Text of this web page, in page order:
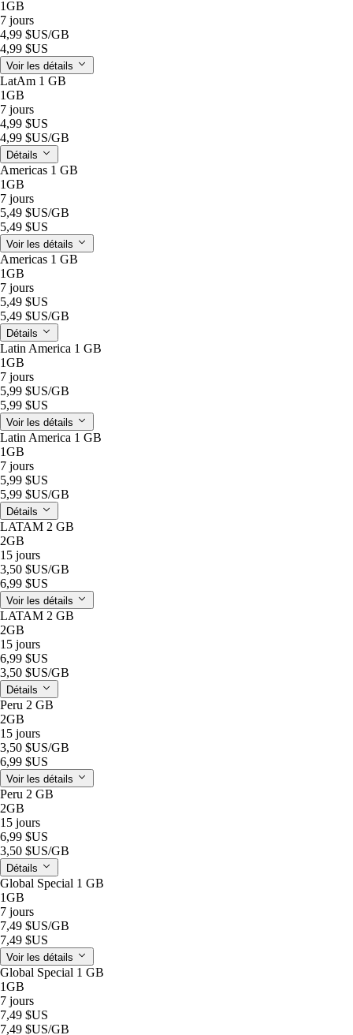
1GB
7 jours
4,99 $US/GB
4,99 $US
Voir les détails
LatAm 1 GB
1GB
7 jours
4,99 $US
4,99 $US/GB
Détails
Americas 1 GB
1GB
7 jours
5,49 $US/GB
5,49 $US
Voir les détails
Americas 1 GB
1GB
7 jours
5,49 $US
5,49 $US/GB
Détails
Latin America 1 GB
1GB
7 jours
5,99 $US/GB
5,99 $US
Voir les détails
Latin America 1 GB
1GB
7 jours
5,99 $US
5,99 $US/GB
Détails
LATAM 2 GB
2GB
15 jours
3,50 $US/GB
6,99 $US
Voir les détails
LATAM 2 GB
2GB
15 jours
6,99 $US
3,50 $US/GB
Détails
Peru 2 GB
2GB
15 jours
3,50 $US/GB
6,99 $US
Voir les détails
Peru 2 GB
2GB
15 jours
6,99 $US
3,50 $US/GB
Détails
Global Special 1 GB
1GB
7 jours
7,49 $US/GB
7,49 $US
Voir les détails
Global Special 1 GB
1GB
7 jours
7,49 $US
7,49 $US/GB